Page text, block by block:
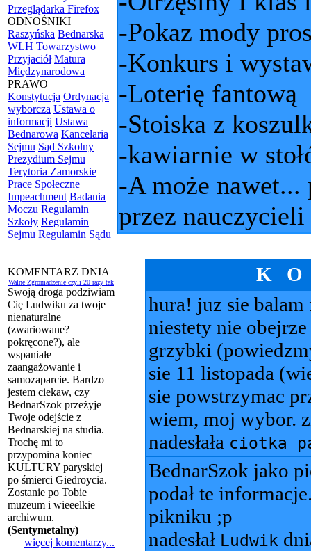
Przeglądarka Firefox
ODNOŚNIKI
Raszyńska Bednarska
WLH Towarzystwo
Przyjaciół Matura
Międzynarodowa
PRAWO
Konstytucja Ordynacja
wyborcza Ustawa o
informacji Ustawa
Bednarowa Kancelaria
Sejmu Sąd Szkolny
Prezydium Sejmu
Terytoria Zamorskie
Prace Społeczne
Impeachment Badania
Moczu Regulamin
Szkoły Regulamin
Sejmu Regulamin Sądu
KOMENTARZ DNIA
Walne Zgromadzenie czyli 20 razy tak
Swoją droga podziwiam
Cię Ludwiku za twoje
nienaturalne
(zwariowane?
pokręcone?), ale
wspaniałe
zaangażowanie i
samozaparcie. Bardzo
jestem ciekaw, czy
BednarSzok przeżyje
Twoje odejście z
Bednarskiej na studia.
Trochę mi to
przypomina koniec
KULTURY paryskiej
po śmierci Giedroycia.
Zostanie po Tobie
muzeum i wieeelkie
archiwum.
(Sentymetalny)
więcej komentarzy...
-Pokaz mody
-Konkurs i
-Loterię fantową
-Stoiska z
-kawiarnie w
-A może nawet...
przez
K
hura! juz sie balam
niestety nie
grzybki
sie 11 listopada
sie powstrzymac
wiem, moj wybor.
nadesłała ciotka
BednarSzok jako
podał te
pikniku ;p
nadesłał Ludwik